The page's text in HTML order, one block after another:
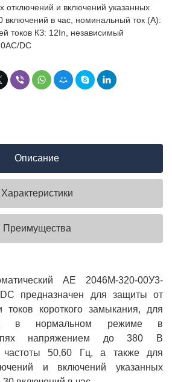
отключений и включений указанных
включений в час, номинальный ток (А):
токов КЗ: 12In, независимый
DC
Описание
Характеристики
Преимущества
АЕ 2046М-320-00У3-
предназначен для защиты от
токов короткого замыкания, для
в нормальном режиме в
напряжением до 380 В
частоты 50,60 Гц, а также для
и включений указанных